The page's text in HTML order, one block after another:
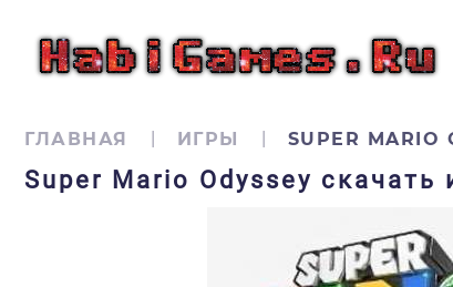
ГЛАВНАЯ ИГРЫ SUPER MARIO
Super Mario Odyssey